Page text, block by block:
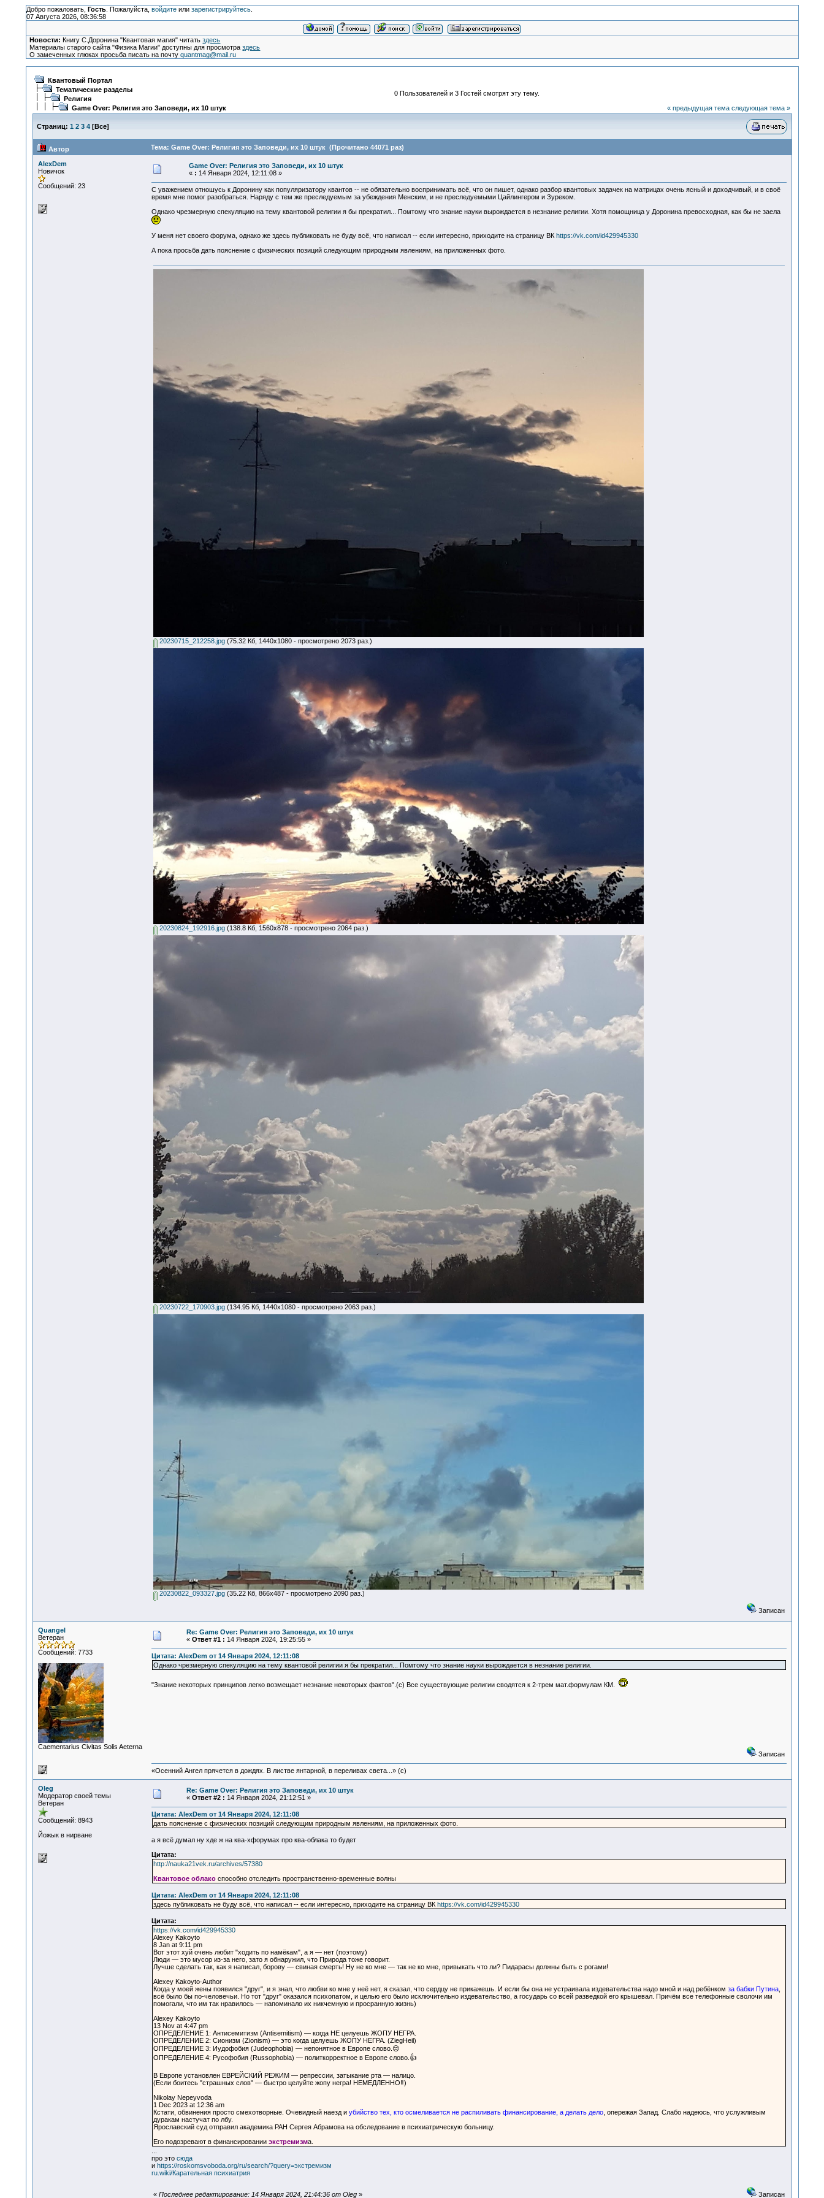
Добро пожаловать, Гость. Пожалуйста, войдитеили зарегистрируйтесь.
07 Августа 2026, 08:36:58
Новости: Книгу С.Доронина "Квантовая магия" читатьздесь
Материалы старого сайта "Физика Магии" доступны для просмотраздесь
О замеченных глюках просьба писать на почтуquantmag@mail.ru
Квантовый Портал
Тематические разделы
Религия
Game Over: Религия это Заповеди, их 10 штук
0 Пользователей и 3 Гостей смотрят эту тему.
« предыдущая тема следующая тема »
Страниц: 1 2 3 4[Все]
Автор Тема: Game Over: Религия это Заповеди, их 10 штук (Прочитано 44071 раз)
AlexDem
Новичок
Сообщений: 23
Game Over: Религия это Заповеди, их 10 штук
« : 14 Января 2024, 12:11:08 »
С уважением отношусь к Доронину как популяризатору квантов -- не обязательно воспринимать всё, что он пишет, однако разбор квантовых задачек на матрицах очень ясный и доходчивый, и в своё
время мне помог разобраться. Наряду с тем же преследуемым за убеждения Менским, и не преследуемыми Цайлингером и Зуреком.
Однако чрезмерную спекуляцию на тему квантовой религии я бы прекратил... Помтому что знание науки вырождается в незнание религии. Хотя помощница у Доронина превосходная, как бы не заела
У меня нет своего форума, однако же здесь публиковать не буду всё, что написал -- если интересно, приходите на страницу ВК https://vk.com/id429945330
А пока просьба дать пояснение с физических позиций следующим природным явлениям, на приложенных фото.
20230715_212258.jpg(75.32 Кб, 1440x1080 - просмотрено 2073 раз.)
20230824_192916.jpg(138.8 Кб, 1560x878 - просмотрено 2064 раз.)
20230722_170903.jpg(134.95 Кб, 1440x1080 - просмотрено 2063 раз.)
20230822_093327.jpg(35.22 Кб, 866x487 - просмотрено 2090 раз.)
Записан
Quangel
Ветеран
Сообщений: 7733
Сaementarius Civitas Solis Aeterna
Re: Game Over: Религия это Заповеди, их 10 штук
« Ответ #1 : 14 Января 2024, 19:25:55 »
Цитата: AlexDem от 14 Января 2024, 12:11:08
Однако чрезмерную спекуляцию на тему квантовой религии я бы прекратил... Помтому что знание науки вырождается в незнание религии.
"Знание некоторых принципов легко возмещает незнание некоторых фактов".(с) Все существующие религии сводятся к 2-трем мат.формулам КМ.
Записан
«Осенний Ангел прячется в дождях. В листве янтарной, в переливах света...» (c)
Oleg
Модератор своей темы
Ветеран
Сообщений: 8943
Йожык в нирване
Re: Game Over: Религия это Заповеди, их 10 штук
« Ответ #2 : 14 Января 2024, 21:12:51 »
Цитата: AlexDem от 14 Января 2024, 12:11:08
дать пояснение с физических позиций следующим природным явлениям, на приложенных фото.
а я всё думал ну хде ж на ква-хфорумах про ква-облака то будет
Цитата:
http://nauka21vek.ru/archives/57380
Квантовое облакоспособно отследить пространственно-временные волны
Цитата: AlexDem от 14 Января 2024, 12:11:08
здесь публиковать не буду всё, что написал -- если интересно, приходите на страницу ВК https://vk.com/id429945330
Цитата:
https://vk.com/id429945330
Alexey Kakoyto
8 Jan at 9:11 pm
Вот этот хуй очень любит "ходить по намёкам", а я — нет (поэтому)
Люди — это мусор из-за него, зато я обнаружил, что Природа тоже говорит.
Лучше сделать так, как я написал, борову — свиная смерть! Ну не ко мне — так не ко мне, привыкать что ли? Пидарасы должны быть с рогами!
Alexey Kakoyto·Author
Когда у моей жены появился "друг", и я знал, что любви ко мне у неё нет, я сказал, что сердцу не прикажешь. И если бы она не устраивала издевательства надо мной и над ребёнком за бабки Путина,
всё было бы по-человечьи. Но тот "друг" оказался психопатом, и целью его было исключительно издевательство, а государь со всей разведкой его крышевал. Причём все телефонные сволочи им
помогали, что им так нравилось — напоминало их никчемную и просранную жизнь)
Alexey Kakoyto
13 Nov at 4:47 pm
ОПРЕДЕЛЕНИЕ 1: Антисемитизм (Antisemitism) — когда НЕ целуешь ЖОПУ НЕГРА.
ОПРЕДЕЛЕНИЕ 2: Сионизм (Zionism) — это когда целуешь ЖОПУ НЕГРА. (ZiegHeil)
ОПРЕДЕЛЕНИЕ 3: Иудофобия (Judeophobia) — непонятное в Европе слово.😒
ОПРЕДЕЛЕНИЕ 4: Русофобия (Russophobia) — политкорректное в Европе слово.👍
В Европе установлен ЕВРЕЙСКИЙ РЕЖИМ — репрессии, затыкание рта — налицо.
(Если боитесь "страшных слов" — быстро целуйте жопу негра! НЕМЕДЛЕННО‼)
Nikolay Nepeyvoda
1 Dec 2023 at 12:36 am
Кстати, обвинения просто смехотворные. Очевидный наезд и убийство тех, кто осмеливается не распиливать финансирование, а делать дело, опережая Запад. Слабо надеюсь, что услужливым
дуракам настучат по лбу.
Ярославский суд отправил академика РАН Сергея Абрамова на обследование в психиатрическую больницу.
Его подозревают в финансировании экстремизма.
про это сюда
и https://roskomsvoboda.org/ru/search/?query=экстремизм
ru.wiki/Карательная психиатрия
« Последнее редактирование: 14 Января 2024, 21:44:36 от Oleg» Записан